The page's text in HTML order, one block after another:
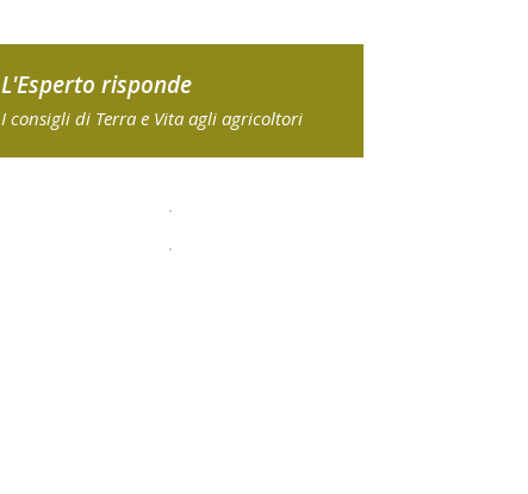
L'Esperto risponde
I consigli di Terra e Vita agli agricoltori